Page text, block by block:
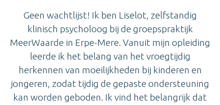
Geen wachtlijst! Ik ben Liselot, zelfstandig
klinisch psycholoog bij de groepspraktijk
MeerWaarde in Erpe-Mere. Vanuit mijn opleiding
leerde ik het belang van het vroegtijdig
herkennen van moeilijkheden bij kinderen en
jongeren, zodat tijdig de gepaste ondersteuning
kan worden geboden. Ik vind het belangrijk dat